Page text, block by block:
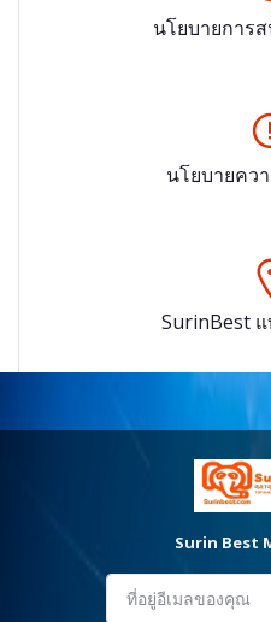
นโยบายการ
นโยบายคว
SurinBest แ
Surin Best